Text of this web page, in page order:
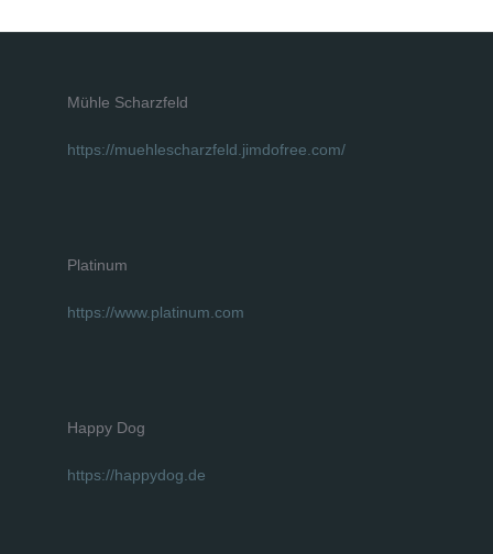
Mühle Scharzfeld
https://muehlescharzfeld.jimdofree.com/
Platinum
https://www.platinum.com
Happy Dog
https://happydog.de